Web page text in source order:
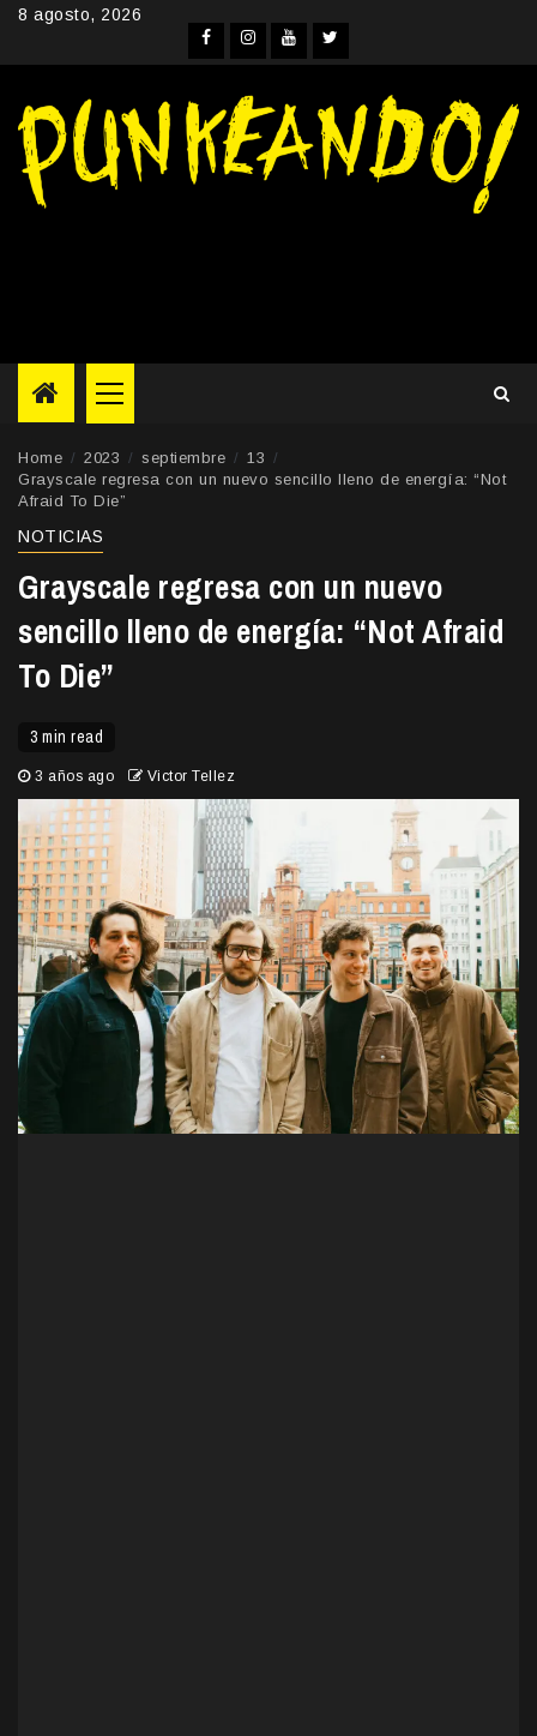
Skip8 agosto, 2026
Facebook
Instagram
YouTube
Twitter
Primary
Menu
Home 2023 septiembre
13
Grayscale regresa con un nuevo sencillo lleno de energía: “Not
Afraid To Die”
NOTICIAS
Grayscale regresa con un nuevo
sencillo lleno de energía: “Not Afraid
To Die”
3 min read
3 años ago Victor Tellez